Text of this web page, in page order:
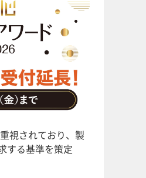
視されており、製
する基準を策定